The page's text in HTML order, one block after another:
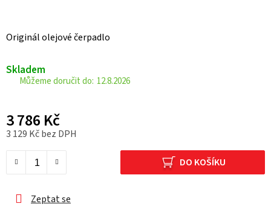
Originál olejové čerpadlo
Skladem
12.8.2026
3 786 Kč
3 129 Kč bez DPH
DO KOŠÍKU
Zeptat se